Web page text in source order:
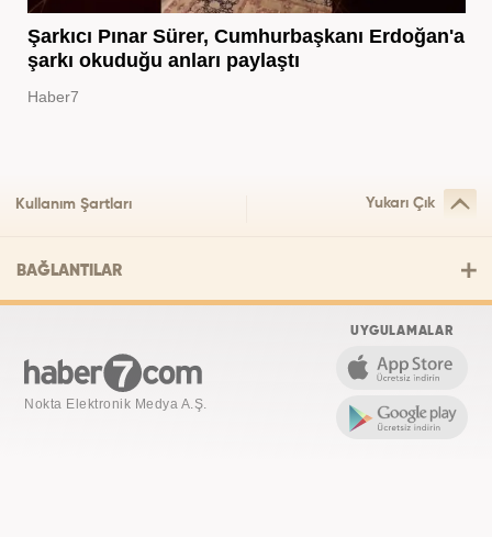
Şarkıcı Pınar Sürer, Cumhurbaşkanı Erdoğan'a
şarkı okuduğu anları paylaştı
Haber7
Kullanım Şartları Yukarı Çık
BAĞLANTILAR
Nokta Elektronik Medya A.Ş.
UYGULAMALAR